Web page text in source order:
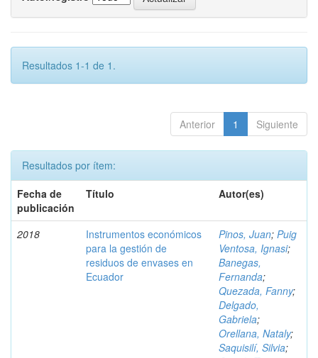
Resultados 1-1 de 1.
Anterior 1 Siguiente
Resultados por ítem:
Fecha de
publicación
Título Autor(es)
2018
Instrumentos económicos
para la gestión de
residuos de envases en
Ecuador
Pinos, Juan; Puig
Ventosa, Ignasi;
Banegas,
Fernanda;
Quezada, Fanny;
Delgado,
Gabriela;
Orellana, Nataly;
Saquisilí, Silvia;